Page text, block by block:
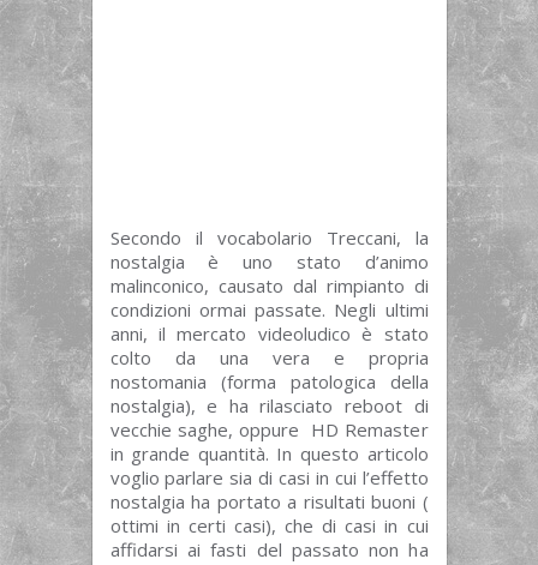
Secondo il vocabolario Treccani, la
nostalgia è uno stato d’animo
malinconico, causato dal rimpianto di
condizioni ormai passate. Negli ultimi
anni, il mercato videoludico è stato
colto da una vera e propria
nostomania (forma patologica della
nostalgia), e ha rilasciato reboot di
vecchie saghe, oppure HD Remaster
in grande quantità. In questo articolo
voglio parlare sia di casi in cui l’effetto
nostalgia ha portato a risultati buoni (
ottimi in certi casi), che di casi in cui
affidarsi ai fasti del passato non ha